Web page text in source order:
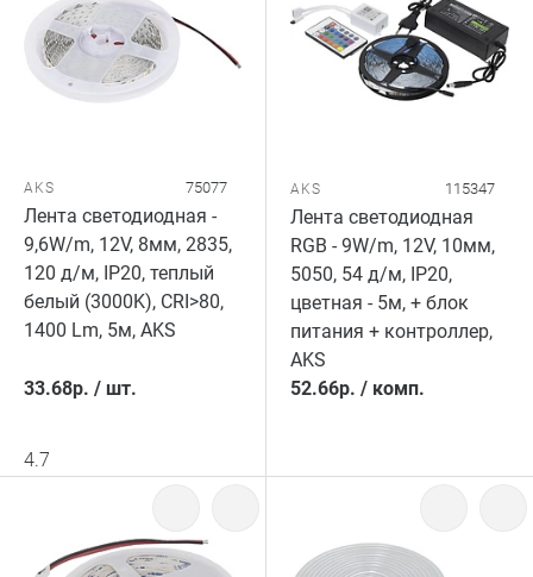
AKS 75077
Лента светодиодная -
9,6W/m, 12V, 8мм, 2835,
120 д/м, IP20, теплый
белый (3000K), CRI>80,
1400 Lm, 5м, AKS
33.68р. / шт.
4.7
AKS 115347
Лента светодиодная
RGB - 9W/m, 12V, 10мм,
5050, 54 д/м, IP20,
цветная - 5м, + блок
питания + контроллер,
AKS
52.66р. / комп.